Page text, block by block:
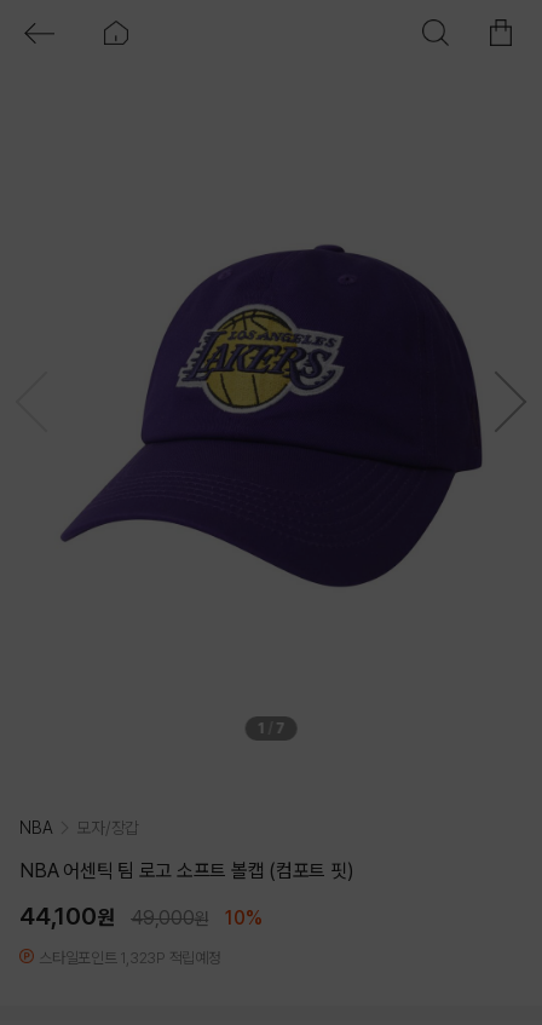
1 7
NBA 모자/장갑
NBA 어센틱 팀 로고 소프트 볼캡 (컴포트 핏)
44,100원 49,000원 10%
스타일포인트 1,323P 적립예정